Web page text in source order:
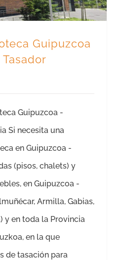
Guipuzcoa
Guipuzcoa -
Si necesita una
en Guipuzcoa -
(pisos, chalets) y
en Guipuzcoa -
Armilla, Gabias,
y en toda la Provincia
en la que
de tasación para